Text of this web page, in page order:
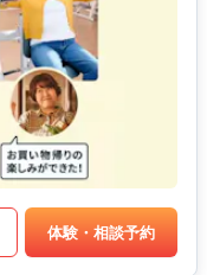
体験・相談予約